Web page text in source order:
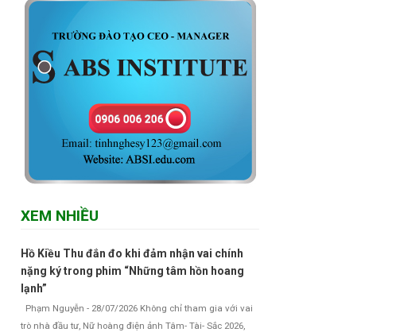
XEM NHIỀU
Hồ Kiều Thu đắn đo khi đảm nhận vai chính
nặng ký trong phim “Những tâm hồn hoang
lạnh”
Phạm Nguyễn - 28/07/2026 Không chỉ tham gia với vai
trò nhà đầu tư, Nữ hoàng điện ảnh Tâm- Tài- Sắc 2026,